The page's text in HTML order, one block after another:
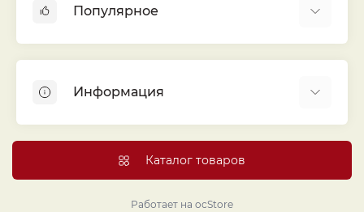
Популярное
Монеты
Банкноты
Листы для монет
Капсулы и холдеры
Информация
Договор публичной оферты
Политика конфиденциальности
Каталог товаров
Работает на ocStore